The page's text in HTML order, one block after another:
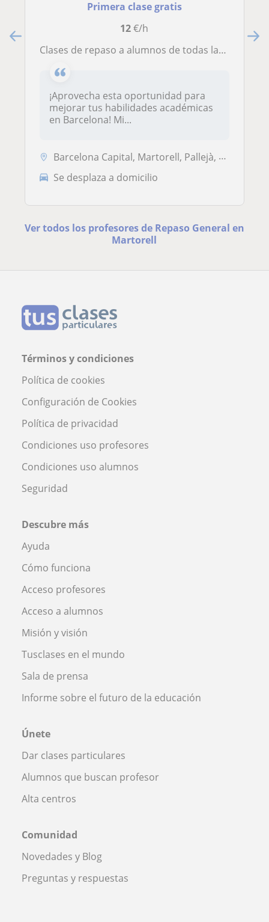
Primera clase gratis
12€/h
Clases de repaso a alumnos de todas las edades en Barcelona
¡Aprovecha esta oportunidad para
mejorar tus habilidades académicas
en Barcelona! Mi...
Barcelona Capital, Martorell, Pallejà, Hospitalet de Llobregat, Sant C...
Se desplaza a domicilio
Ver todos los profesores de Repaso General en
Martorell
Términos y condiciones
Política de cookies
Configuración de Cookies
Política de privacidad
Condiciones uso profesores
Condiciones uso alumnos
Seguridad
Descubre más
Ayuda
Cómo funciona
Acceso profesores
Acceso a alumnos
Misión y visión
Tusclases en el mundo
Sala de prensa
Informe sobre el futuro de la educación
Únete
Dar clases particulares
Alumnos que buscan profesor
Alta centros
Comunidad
Novedades y Blog
Preguntas y respuestas